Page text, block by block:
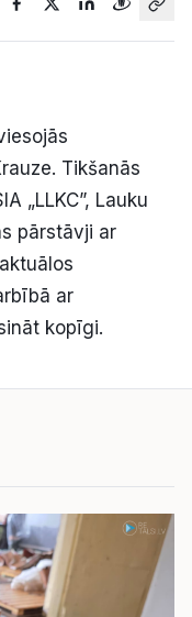
Tikšanās
„LLKC”, Lauku
pārstāvji ar
ar
kopīgi.